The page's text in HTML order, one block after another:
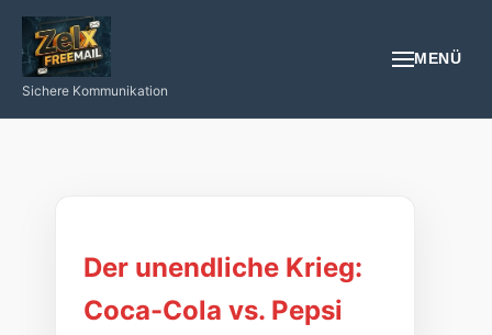
Sichere Kommunikation
MENÜ
GESUNDHEIT
Der unendliche Krieg:
Coca-Cola vs. Pepsi